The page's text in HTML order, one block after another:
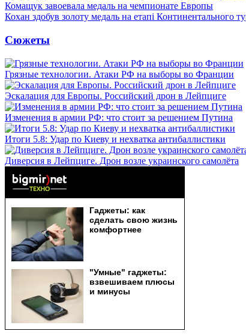
Комащук завоевала медаль на чемпионате Европы
Кохан здобув золоту медаль на етапі Континентального
Сюжеты
Грязные технологии. Атаки РФ на выборы во Франции
Эскалация для Европы. Российский дрон в Лейпциге
Изменения в армии РФ: что стоит за решением Путина
Итоги 5.8: Удар по Киеву и нехватка антибаллистики
Диверсия в Лейпциге. Дрон возле украинского самолёта